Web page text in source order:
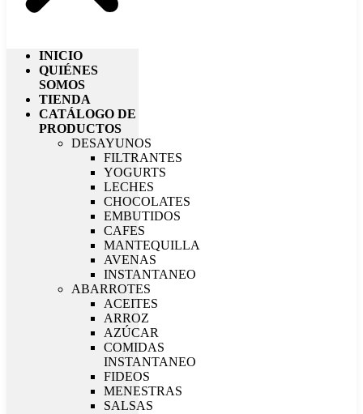
INICIO
QUIÉNES
SOMOS
TIENDA
CATÁLOGO DE
PRODUCTOS
DESAYUNOS
FILTRANTES
YOGURTS
LECHES
CHOCOLATES
EMBUTIDOS
CAFES
MANTEQUILLA
AVENAS
INSTANTANEO
ABARROTES
ACEITES
ARROZ
AZÚCAR
COMIDAS
INSTANTANEO
FIDEOS
MENESTRAS
SALSAS